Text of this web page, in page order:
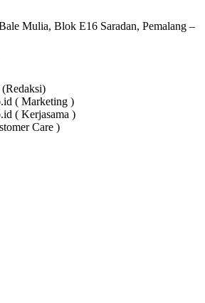
Mulia, Blok E16 Saradan, Pemalang –
( Marketing )
( Kerjasama )
Care )